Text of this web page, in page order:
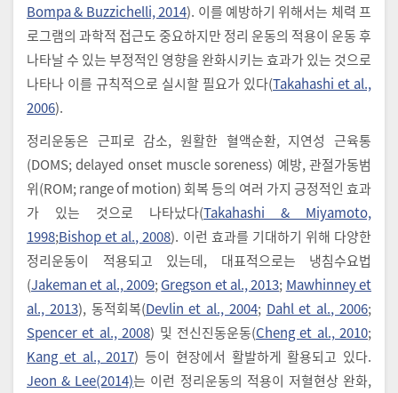
Bompa & Buzzichelli, 2014). 이를 예방하기 위해서는 체력 프
로그램의 과학적 접근도 중요하지만 정리 운동의 적용이 운동 후
나타날 수 있는 부정적인 영향을 완화시키는 효과가 있는 것으로
나타나 이를 규칙적으로 실시할 필요가 있다(Takahashi et al.,
2006).
정리운동은 근피로 감소, 원활한 혈액순환, 지연성 근육통
(DOMS; delayed onset muscle soreness) 예방, 관절가동범
위(ROM; range of motion) 회복 등의 여러 가지 긍정적인 효과
가 있는 것으로 나타났다(Takahashi & Miyamoto,
1998;Bishop et al., 2008). 이런 효과를 기대하기 위해 다양한
정리운동이 적용되고 있는데, 대표적으로는 냉침수요법
(Jakeman et al., 2009; Gregson et al., 2013; Mawhinney et
al., 2013), 동적회복(Devlin et al., 2004; Dahl et al., 2006;
Spencer et al., 2008) 및 전신진동운동(Cheng et al., 2010;
Kang et al., 2017) 등이 현장에서 활발하게 활용되고 있다.
Jeon & Lee(2014)는 이런 정리운동의 적용이 저혈현상 완화,